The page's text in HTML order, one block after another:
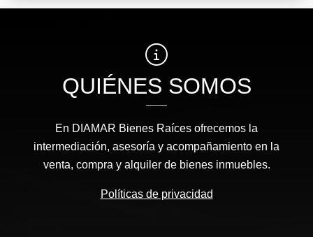
QUIÉNES SOMOS
En DIAMAR Bienes Raíces ofrecemos la
intermediación, asesoría y acompañamiento en la
venta, compra y alquiler de bienes inmuebles.
Políticas de privacidad